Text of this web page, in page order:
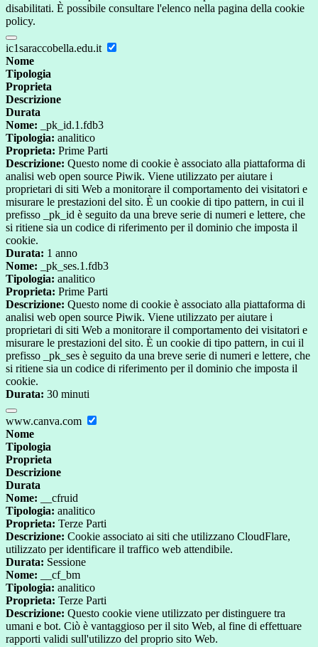
disabilitati. È possibile consultare l'elenco nella pagina della cookie
policy.
ic1saraccobella.edu.it
Nome
Tipologia
Proprieta
Descrizione
Durata
Nome: _pk_id.1.fdb3
Tipologia: analitico
Proprieta: Prime Parti
Descrizione: Questo nome di cookie è associato alla piattaforma di
analisi web open source Piwik. Viene utilizzato per aiutare i
proprietari di siti Web a monitorare il comportamento dei visitatori e
misurare le prestazioni del sito. È un cookie di tipo pattern, in cui il
prefisso _pk_id è seguito da una breve serie di numeri e lettere, che
si ritiene sia un codice di riferimento per il dominio che imposta il
cookie.
Durata: 1 anno
Nome: _pk_ses.1.fdb3
Tipologia: analitico
Proprieta: Prime Parti
Descrizione: Questo nome di cookie è associato alla piattaforma di
analisi web open source Piwik. Viene utilizzato per aiutare i
proprietari di siti Web a monitorare il comportamento dei visitatori e
misurare le prestazioni del sito. È un cookie di tipo pattern, in cui il
prefisso _pk_ses è seguito da una breve serie di numeri e lettere, che
si ritiene sia un codice di riferimento per il dominio che imposta il
cookie.
Durata: 30 minuti
www.canva.com
Nome
Tipologia
Proprieta
Descrizione
Durata
Nome: __cfruid
Tipologia: analitico
Proprieta: Terze Parti
Descrizione: Cookie associato ai siti che utilizzano CloudFlare,
utilizzato per identificare il traffico web attendibile.
Durata: Sessione
Nome: __cf_bm
Tipologia: analitico
Proprieta: Terze Parti
Descrizione: Questo cookie viene utilizzato per distinguere tra
umani e bot. Ciò è vantaggioso per il sito Web, al fine di effettuare
rapporti validi sull'utilizzo del proprio sito Web.